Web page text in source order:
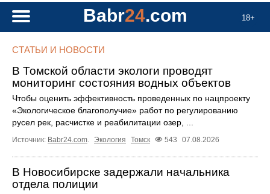
18+
Babr24.com
СТАТЬИ И НОВОСТИ
В Томской области экологи проводят
мониторинг состояния водных объектов
Чтобы оценить эффективность проведенных по нацпроекту
«Экологическое благополучие» работ по регулированию
русел рек, расчистке и реабилитации озер, ...
Источник: Babr24.com. Экология Томск 543 07.08.2026
В Новосибирске задержали начальника
отдела полиции